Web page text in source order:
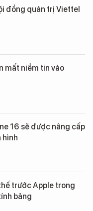
đồng quản trị Viettel
mất niềm tin vào
16 sẽ được nâng cấp
hình
trước Apple trong
bảng